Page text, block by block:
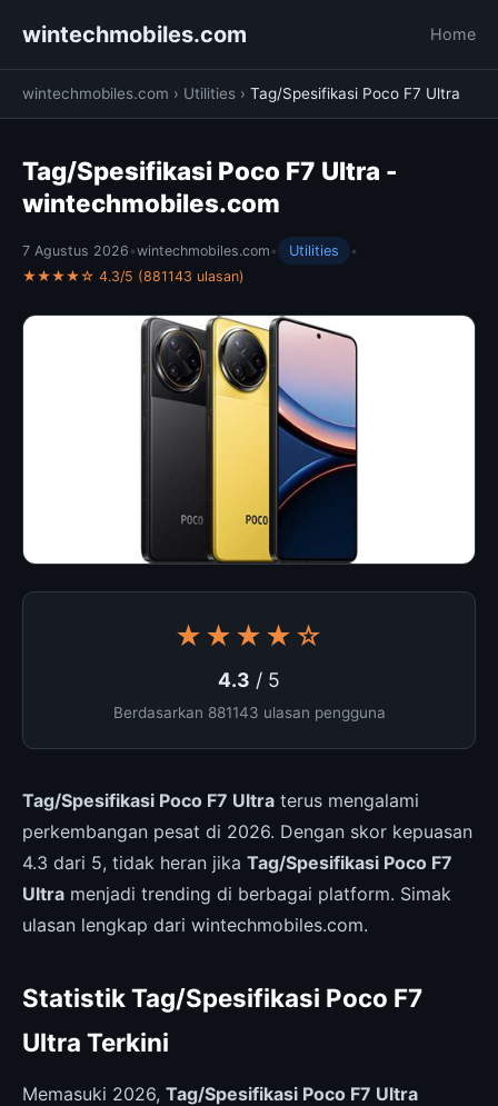
wintechmobiles.com Home
wintechmobiles.com › Utilities › Tag/Spesifikasi Poco F7 Ultra
Tag/Spesifikasi Poco F7 Ultra -
wintechmobiles.com
7 Agustus 2026 •wintechmobiles.com • Utilities
•
★★★★☆ 4.3/5 (881143 ulasan)
★★★★☆
4.3 / 5
Berdasarkan 881143 ulasan pengguna
Tag/Spesifikasi Poco F7 Ultra terus mengalami
perkembangan pesat di 2026. Dengan skor kepuasan
4.3 dari 5, tidak heran jika Tag/Spesifikasi Poco F7
Ultra menjadi trending di berbagai platform. Simak
ulasan lengkap dari wintechmobiles.com.
Statistik Tag/Spesifikasi Poco F7
Ultra Terkini
Memasuki 2026, Tag/Spesifikasi Poco F7 Ultra